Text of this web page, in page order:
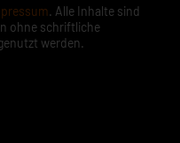
. Alle Inhalte sind
ohne schriftliche
werden.